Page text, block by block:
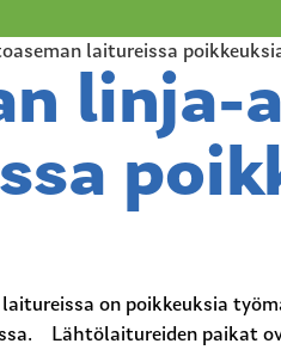
laitureissa
linja-
on poikkeuksia
Lähtölaitureiden paikat